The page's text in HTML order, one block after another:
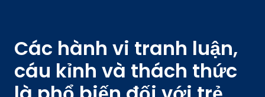
Các hành vi tranh luận,
cáu kỉnh và thách thức